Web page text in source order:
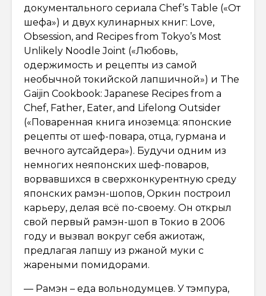
документального сериала Chef’s Table («От
шефа») и двух кулинарных книг: Love,
Obsession, and Recipes from Tokyo’s Most
Unlikely Noodle Joint («Любовь,
одержимость и рецепты из самой
необычной токийской лапшичной») и The
Gaijin Cookbook: Japanese Recipes from a
Chef, Father, Eater, and Lifelong Outsider
(«Поваренная книга иноземца: японские
рецепты от шеф-повара, отца, гурмана и
вечного аутсайдера»). Будучи одним из
немногих неяпонских шеф-поваров,
ворвавшихся в сверхконкурентную среду
японских рамэн-шопов, Оркин построил
карьеру, делая всё по-своему. Он открыл
свой первый рамэн-шоп в Токио в 2006
году и вызвал вокруг себя ажиотаж,
предлагая лапшу из ржаной муки с
жареными помидорами.
— Рамэн – еда вольнодумцев. У тэмпура,